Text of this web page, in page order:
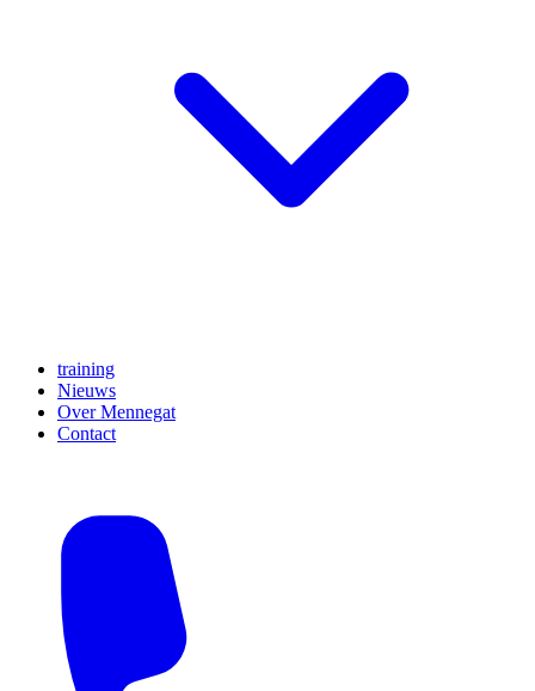
training
Nieuws
Over Mennegat
Contact